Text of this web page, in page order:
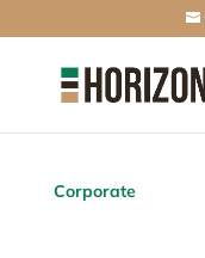
Corporate